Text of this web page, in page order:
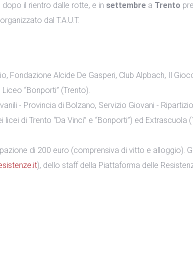
dopo il rientro dalle rotte, e in settembre a Trento
dal T.A.U.T.
Fondazione Alcide De Gasperi, Club Alpbach, Il
“Bonporti” (Trento).
- Provincia di Bolzano, Servizio Giovani -
di Trento “Da Vinci” e “Bonporti”) ed Extrascuola
di 200 euro (comprensiva di vitto e alloggio).
), dello staff della Piattaforma delle